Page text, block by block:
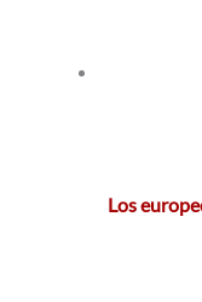
Los